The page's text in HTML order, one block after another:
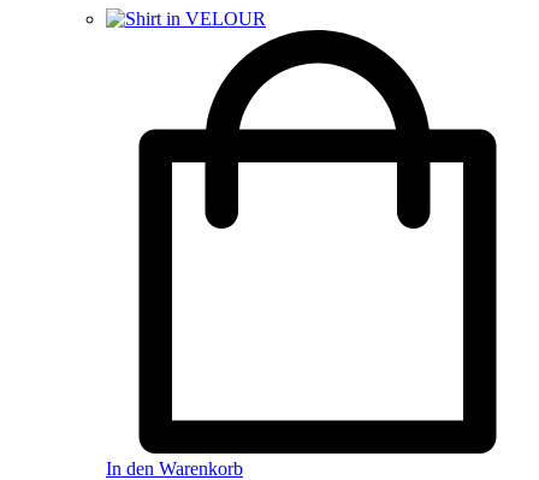
gewählt
werden
In den Warenkorb